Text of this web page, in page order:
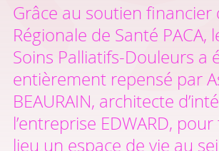
Grâce au soutien financier
Régionale de Santé PACA,
Soins Palliatifs-Douleurs a
entièrement repensé par
BEAURAIN, architecte
l’entreprise EDWARD,
lieu un espace de vie au